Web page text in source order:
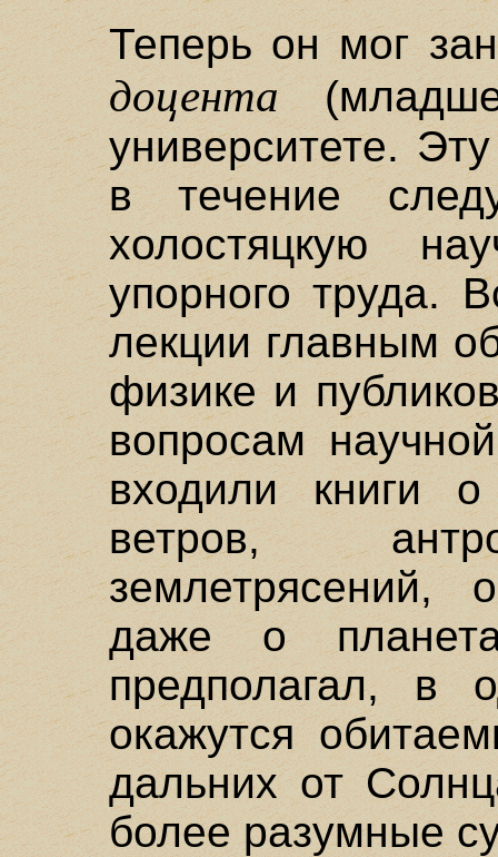
Теперь он мог
доцента
университете.
в течение
холостяцкую
упорного труда.
лекции главным
физике и
вопросам
входили книги
ветров,
землетрясений,
даже о
предполагал, в
окажутся
дальних от
более разумные